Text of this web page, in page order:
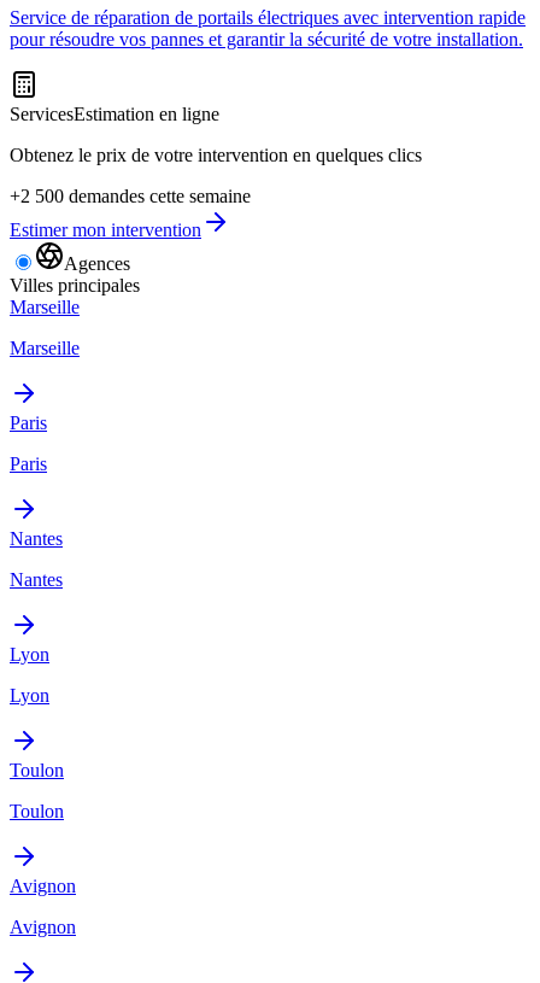
Service de réparation de portails électriques avec intervention rapide
pour résoudre vos pannes et garantir la sécurité de votre installation.
ServicesEstimation en ligne
Obtenez le prix de votre intervention en quelques clics
+2 500 demandes cette semaine
Estimer mon intervention
Agences
Villes principales
Marseille
Marseille
Paris
Paris
Nantes
Nantes
Lyon
Lyon
Toulon
Toulon
Avignon
Avignon